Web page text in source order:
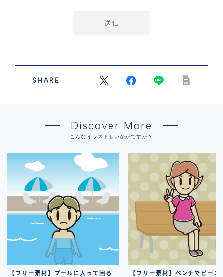
SHARE
Discover More
こんなイラストもいかがですか？
【フリー素材】プールに入って困る
【フリー素材】ベンチでピース